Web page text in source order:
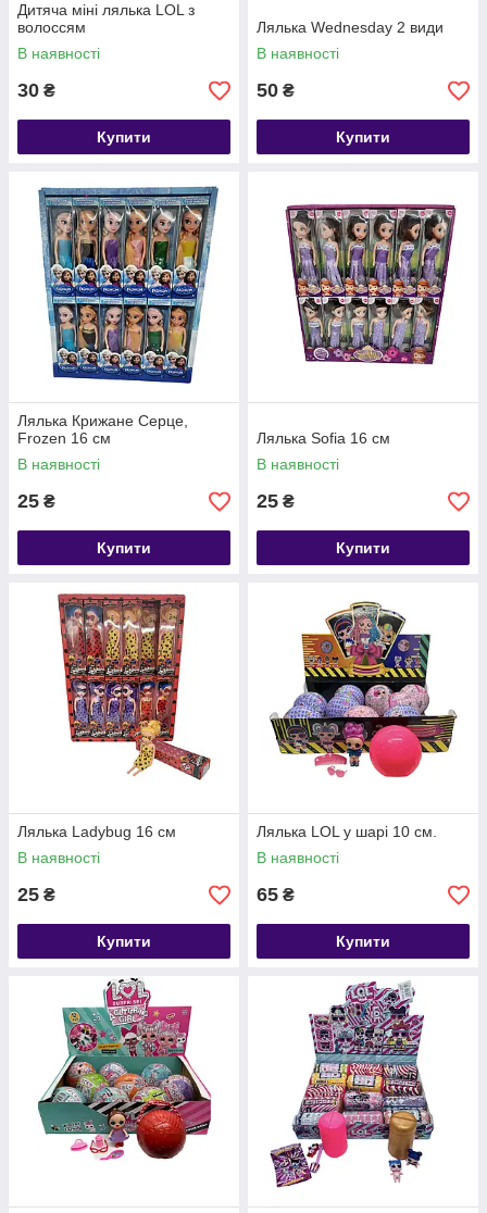
Дитяча міні лялька LOL з
волоссям
В наявності
30 ₴
Купити
Лялька Wednesday 2 види
В наявності
50 ₴
Купити
Лялька Крижане Серце,
Frozen 16 см
В наявності
25 ₴
Купити
Лялька Sofia 16 см
В наявності
25 ₴
Купити
Лялька Ladybug 16 см
В наявності
25 ₴
Купити
Лялька LOL у шарі 10 см.
В наявності
65 ₴
Купити